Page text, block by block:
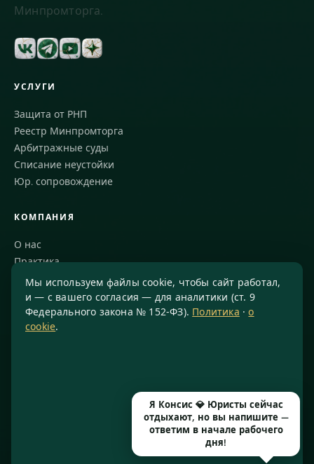
Минпромторга.
УСЛУГИ
Защита от РНП
Реестр Минпромторга
Арбитражные суды
Списание неустойки
Юр. сопровождение
КОМПАНИЯ
О нас
Практика
Блог
Команда
Благодарности
Москва, Варшавское шоссе, д. 1А, помещение 14/7
Мы используем файлы cookie, чтобы сайт работал,
и — с вашего согласия — для аналитики (ст. 9
Федерального закона № 152-ФЗ). Политика ·о
cookie.
Я Консис 💎 Юристы сейчас
отдыхают, но вы напишите —
ответим в начале рабочего
дня!